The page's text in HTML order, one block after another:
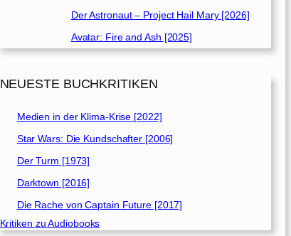
Der Astronaut – Project Hail Mary [2026]
Avatar: Fire and Ash [2025]
NEUESTE BUCHKRITIKEN
Medien in der Klima-Krise [2022]
Star Wars: Die Kundschafter [2006]
Der Turm [1973]
Darktown [2016]
Die Rache von Captain Future [2017]
Kritiken zu Audiobooks